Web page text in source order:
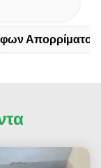
Απορρίματος